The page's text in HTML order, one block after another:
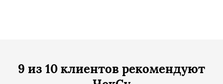
9 из 10 клиентов рекомендуют